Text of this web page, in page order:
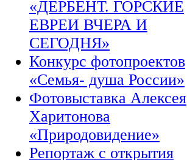
«ДЕРБЕНТ. ГОРСКИЕ
ЕВРЕИ ВЧЕРА И
СЕГОДНЯ»
Конкурс фотопроектов
«Семья- душа России»
Фотовыставка Алексея
Харитонова
«Природовидение»
Репортаж с открытия